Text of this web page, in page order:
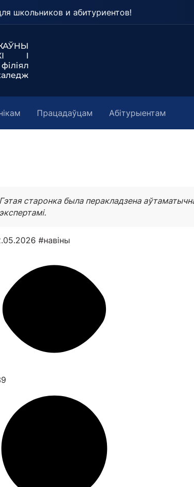
школьников и абитуриентов!
І
Працадаўцам Абітурыентам
Гэтая старонка была перакладзена
экспертамі.
#навіны